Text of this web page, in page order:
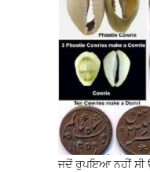
ਜਦੋਂ ਰੁਪਇਆ ਨਹੀਂ ਸੀ